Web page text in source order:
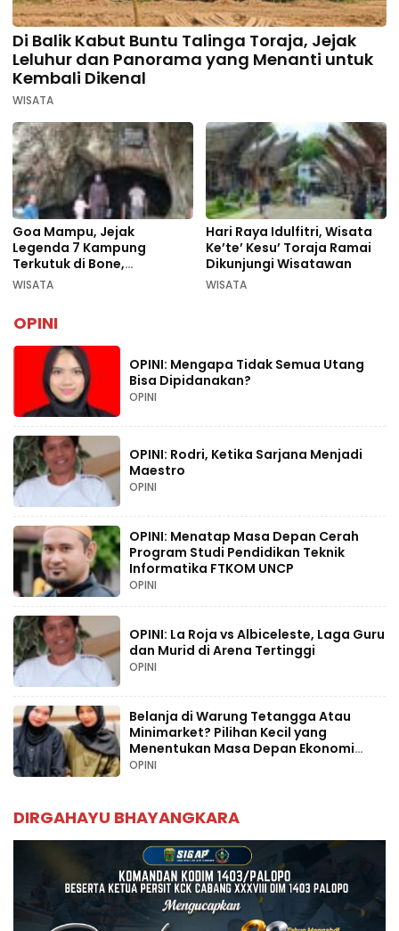
Di Balik Kabut Buntu Talinga Toraja, Jejak
Leluhur dan Panorama yang Menanti untuk
Kembali Dikenal
WISATA
Goa Mampu, Jejak
Legenda 7 Kampung
Terkutuk di Bone,
Rekomendasi Liburan
WISATA
Hari Raya Idulfitri, Wisata
Ke’te’ Kesu’ Toraja Ramai
Dikunjungi Wisatawan
WISATA
OPINI
OPINI: Mengapa Tidak Semua Utang
Bisa Dipidanakan?
OPINI
OPINI: Rodri, Ketika Sarjana Menjadi
Maestro
OPINI
OPINI: Menatap Masa Depan Cerah
Program Studi Pendidikan Teknik
Informatika FTKOM UNCP
OPINI
OPINI: La Roja vs Albiceleste, Laga Guru
dan Murid di Arena Tertinggi
OPINI
Belanja di Warung Tetangga Atau
Minimarket? Pilihan Kecil yang
Menentukan Masa Depan Ekonomi
Palopo
OPINI
DIRGAHAYU BHAYANGKARA